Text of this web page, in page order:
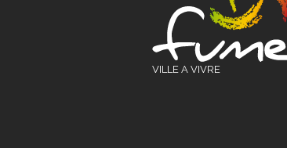
VILLE A VIVRE